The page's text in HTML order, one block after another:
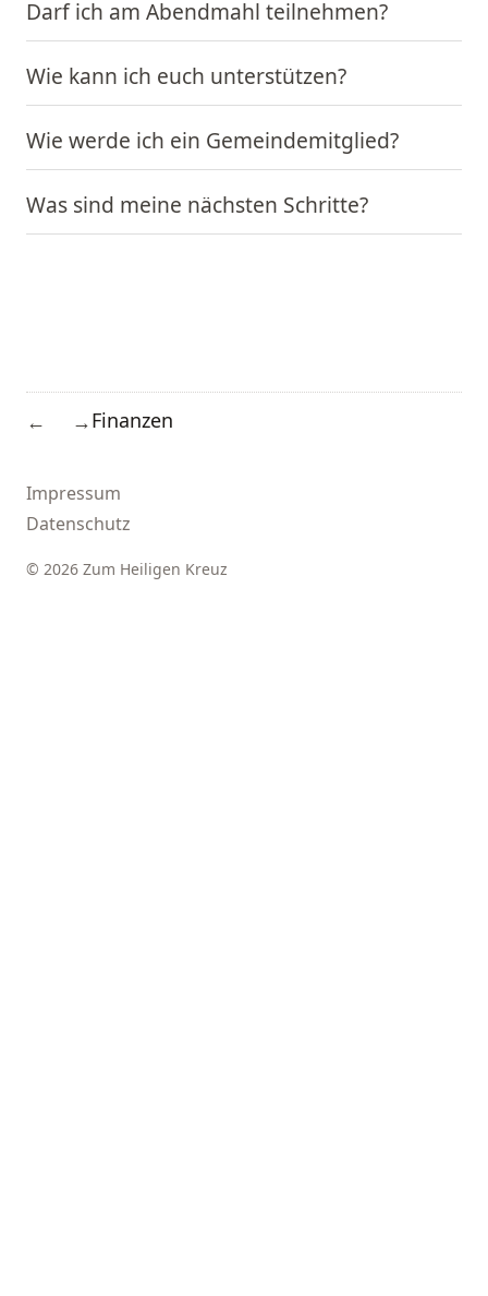
Darf ich am Abendmahl teilnehmen?
Wie kann ich euch unterstützen?
Wie werde ich ein Gemeindemitglied?
Was sind meine nächsten Schritte?
← →Finanzen
Impressum
Datenschutz
© 2026 Zum Heiligen Kreuz